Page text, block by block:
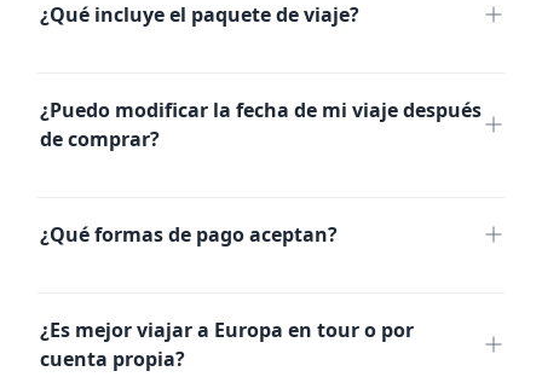
¿Qué incluye el paquete de viaje?
indicados en el itinerario, como alojamiento,
transporte entre ciudades, visitas guiadas y
¿Puedo modificar la fecha de mi viaje después
de comprar?
¿Qué formas de pago aceptan?
paquetes tienen tarifas no reembolsables. Te
recomendamos revisar las condiciones
¿Es mejor viajar a Europa en tour o por
cuenta propia?